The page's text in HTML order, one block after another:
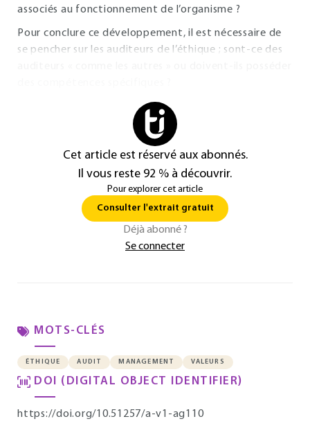
associés au fonctionnement de l’organisme ?
Pour conclure ce développement, il est nécessaire de
se pencher sur les auditeurs de l’éthique ; sont-ce des
Cet article est réservé aux abonnés.
Il vous reste 92 % à découvrir.
Pour explorer cet article
Consulter l'extrait gratuit
Déjà abonné ?
Se connecter
MOTS-CLÉS
ÉTHIQUE AUDIT MANAGEMENT VALEURS
DOI (DIGITAL OBJECT IDENTIFIER)
https://doi.org/10.51257/a-v1-ag110